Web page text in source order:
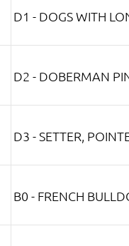
D1 - DOGS WITH
D2 - DOBERMAN
D3 - SETTER,
B0 - FRENCH